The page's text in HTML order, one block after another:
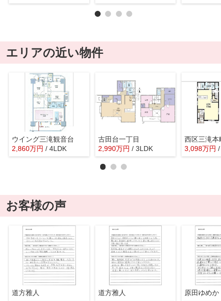
エリアの近い物件
ウイング三滝観音台
2,860万円 / 4LDK
古田台一丁目
2,990万円 / 3LDK
西区三滝本
3,098万円
お客様の声
道方雅人 道方雅人 原田ゆめか